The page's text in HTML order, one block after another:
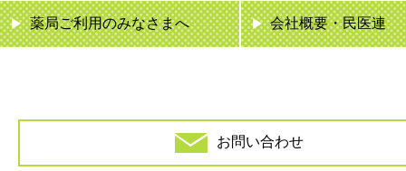
薬局ご利用のみなさまへ 会社概要・民医連
お問い合わせ